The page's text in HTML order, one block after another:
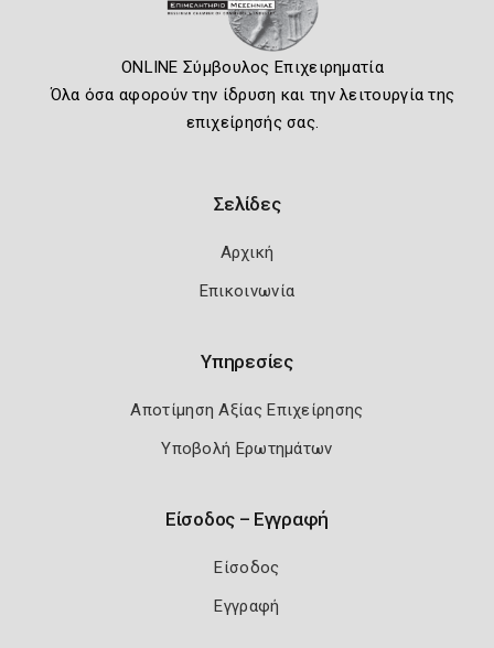
ONLINE Σύμβουλος Επιχειρηματία
Όλα όσα αφορούν την ίδρυση και την λειτουργία της
επιχείρησής σας.
Σελίδες
Αρχική
Επικοινωνία
Υπηρεσίες
Αποτίμηση Αξίας Επιχείρησης
Υποβολή Ερωτημάτων
Είσοδος – Εγγραφή
Είσοδος
Εγγραφή